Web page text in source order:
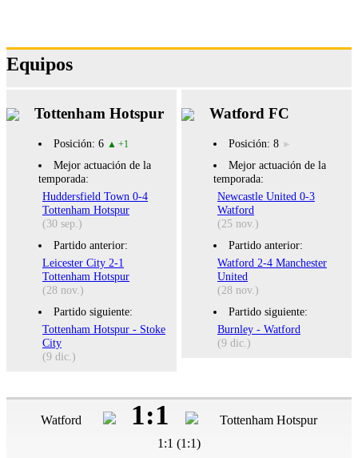
Equipos
Watford FC
Posición: 8
Mejor actuación de la
temporada:
Newcastle United 0-3
Watford
(25 nov.)
Partido anterior:
Watford 2-4 Manchester
United
(28 nov.)
Partido siguiente:
Burnley - Watford
(9 dic.)
Tottenham Hotspur
Posición: 6 +1
Mejor actuación de la
temporada:
Huddersfield Town 0-4
Tottenham Hotspur
(30 sep.)
Partido anterior:
Leicester City 2-1
Tottenham Hotspur
(28 nov.)
Partido siguiente:
Tottenham Hotspur - Stoke
City
(9 dic.)
Watford 1:1
Tottenham Hotspur
1:1 (1:1)